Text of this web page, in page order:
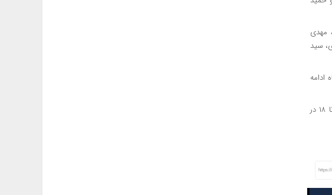
مهدی
سید
حرم مطهر حضرت معصومه سلام‌الله‌علیها برپا شده و تا ۲۱ مهرماه ادامه
گفتنی است کارگاه نقد عکس‌های نمایشگاه و تقدیر از عکاسان با حضور استاد سید حسین بحرینی پنجشنبه ۱۹ مهرماه از ساعت ۱۵ تا ۱۸ در